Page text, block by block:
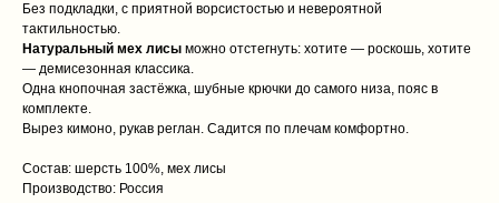
Без подкладки, с приятной ворсистостью и невероятной
тактильностью.
Натуральный мех лисы можно отстегнуть: хотите — роскошь, хотите
— демисезонная классика.
Одна кнопочная застёжка, шубные крючки до самого низа, пояс в
комплекте.
Вырез кимоно, рукав реглан. Садится по плечам комфортно.
Состав: шерсть 100%, мех лисы
Производство: Россия